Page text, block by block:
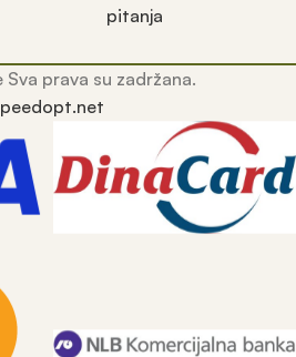
pitanja
prava su zadržana.